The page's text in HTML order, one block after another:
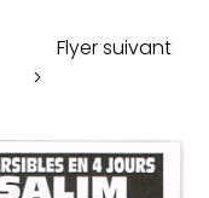
Flyer suivant
>